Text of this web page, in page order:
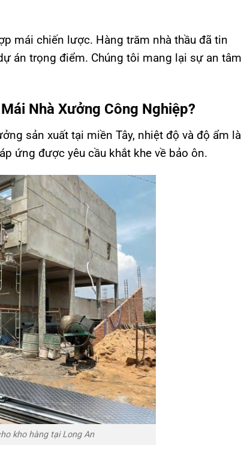
mái chiến lược. Hàng trăm nhà thầu đã tin
án trọng điểm. Chúng tôi mang lại sự an tâm
Nhà Xưởng Công Nghiệp?
sản xuất tại miền Tây, nhiệt độ và độ ẩm là
ứng được yêu cầu khắt khe về bảo ôn.
kho hàng tại Long An